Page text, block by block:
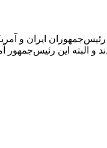
ایران و
این رئیس‌جمهور